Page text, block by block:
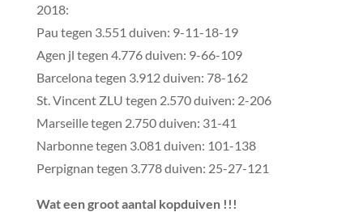
2018:
Pau tegen 3.551 duiven: 9-11-18-19
Agen jl tegen 4.776 duiven: 9-66-109
Barcelona tegen 3.912 duiven: 78-162
St. Vincent ZLU tegen 2.570 duiven: 2-206
Marseille tegen 2.750 duiven: 31-41
Narbonne tegen 3.081 duiven: 101-138
Perpignan tegen 3.778 duiven: 25-27-121
Wat een groot aantal kopduiven !!!